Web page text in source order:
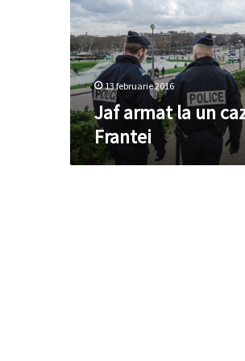
din
sudul
Frantei
13 februarie 2016
Jaf armat la un
Frantei